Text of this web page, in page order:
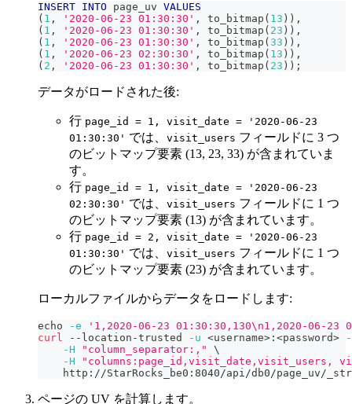
INSERT INTO page_uv VALUES
( 1 , '2020-06-23 01:30:30' , to_bitmap ( 13 ) ) ,
( 1 , '2020-06-23 01:30:30' , to_bitmap ( 23 ) ) ,
( 1 , '2020-06-23 01:30:30' , to_bitmap ( 33 ) ) ,
( 1 , '2020-06-23 02:30:30' , to_bitmap ( 13 ) ) ,
( 2 , '2020-06-23 01:30:30' , to_bitmap ( 23 ) ) ;
データがロードされた後:
行 page_id = 1, visit_date = '2020-06-23
01:30:30' では、 visit_users フィールドに 3 つ
のビットマップ要素 (13, 23, 33) が含まれていま
す。
行 page_id = 1, visit_date = '2020-06-23
02:30:30' では、 visit_users フィールドに 1 つ
のビットマップ要素 (13) が含まれています。
行 page_id = 2, visit_date = '2020-06-23
01:30:30' では、 visit_users フィールドに 1 つ
のビットマップ要素 (23) が含まれています。
ローカルファイルからデータをロードします:
echo -e
'1,2020-06-23 01:30:30,130\n1,2020-06-23
curl --location-trusted -u <username> : <password>
-H
"column_separator:,"
\
-H
"columns:page_id,visit_date,visit_users,
http://StarRocks_be0:8040/api/db0/page_uv/
ページの UV を計算します。